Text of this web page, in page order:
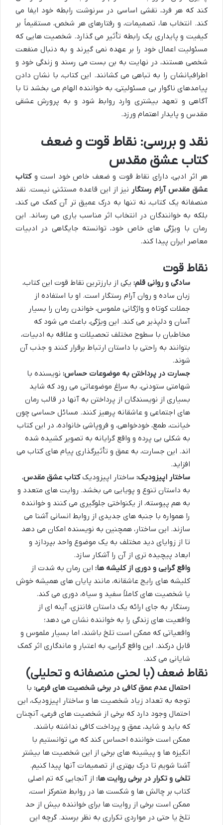
کند که هر فرد، نقشی اساسی در سرنوشت رابطه خود ایفا می
کند. انتخاب ها، تصمیمات، و رفتارهای هر شخص، مستقیماً بر
کیفیت و پایداری یک رابطه تأثیر می گذارد. شخصیت هایی که
مسئولیت اعمال خود را بر عهده نمی گیرند و به دنبال منفعت
شخصی هستند، در نهایت به بن بست می رسند و زندگی خود و
اطرافیانشان را به تباهی می کشانند. این کتاب، با نشان دادن
پیامدهای ناگوار بی مسئولیتی، به خواننده الهام می بخشد تا با
آگاهی و تعهد بیشتری وارد روابط شود و به پرورش عشقی
مقدس و پایدار اهتمام ورزد.
نقد و بررسی: نقاط قوت و ضعف
کتاب عشق مقدس
هر اثر ادبی، دارای نقاط قوت و ضعف خاص خود است وکتاب
عشق مقدس آرام رستگار نیز از این قاعده مستثنی نیست. نقد
منصفانه یک کتاب، نه تنها به درک عمیق تر آن کمک می کند،
بلکه به خوانندگان در انتخاب اثر مناسب یاری می رساند. این
رمان با ویژگی های خاص خود، توانسته جایگاهی در ادبیات
معاصر ایران پیدا کند.
نقاط قوت
سادگی و روانی قلم: یکی از بارزترین نقاط قوت این کتاب،
زبان ساده و روان آرام رستگار است. او با استفاده از
جملات کوتاه و واژگانی ملموس، خواندن رمان را بسیار
آسان و دلپذیر می کند. این ویژگی، باعث می شود که
مخاطبان با سطوح مختلف تحصیلات و علاقه به ادبیات،
بتوانند به راحتی با داستان ارتباط برقرار کنند و جذب آن
شوند.
جسارت در پرداختن به موضوعات حساس: نویسنده با
شهامتی ستودنی، به سراغ موضوعاتی می رود که شاید
بسیاری از نویسندگان از پرداختن به آنها در قالب رمان
های اجتماعی و عاشقانه پرهیز کنند. مسائل حساسی چون
خیانت، طمع، خودخواهی، و فروپاشی خانواده، در این کتاب
به شکلی بی پرده و واقع گرایانه به تصویر کشیده شده
اند. این جسارت، به عمق و تأثیرگذاری پیام های کتاب می
افزاید.
ساختار اپیزودیک: ساختار اپیزودیککتاب عشق مقدس،
به داستان تنوع و پویایی می بخشد. روایت های متعدد و
به هم پیوسته، از یکنواختی جلوگیری می کنند و خواننده
را همواره با جنبه های جدیدی از روابط انسانی آشنا می
سازند. این ساختار، همچنین به نویسنده امکان می دهد
تا از زوایای دید مختلف به یک موضوع واحد بپردازد و
ابعاد پیچیده تری از آن را آشکار سازد.
واقع گرایی و دوری از کلیشه ها: این رمان به شدت از
کلیشه های رایج عاشقانه، مانند پایان های همیشه خوش
یا شخصیت های کاملاً سفید و سیاه، دوری می کند.
رستگار به جای ارائه یک داستان فانتزی، آینه ای از
واقعیت های زندگی را به خواننده نشان می دهد؛
واقعیاتی که ممکن است تلخ باشند، اما بسیار ملموس و
قابل درکند. این واقع گرایی، به اعتبار و ماندگاری اثر کمک
شایانی می کند.
نقاط ضعف (با لحنی منصفانه و تحلیلی)
احتمال عدم عمق کافی در برخی شخصیت های فرعی: با
توجه به تعداد زیاد شخصیت ها و ساختار اپیزودیک، این
احتمال وجود دارد که برخی از شخصیت های فرعی، آنچنان
که باید و شاید، عمق و پرداخت کافی نداشته باشند.
ممکن است خواننده احساس کند که می توانستیم با
انگیزه ها و پیشینه های برخی از این شخصیت ها بیشتر
آشنا شویم تا درک بهتری از تصمیمات آنها پیدا کنیم.
تلخی و تکرار در برخی روایت ها: از آنجایی که تم اصلی
کتاب بر چالش ها و شکست ها در روابط متمرکز است،
ممکن است برخی از روایت ها برای خواننده بیش از حد
تلخ یا حتی در مواردی تکراری به نظر برسند. گرچه این